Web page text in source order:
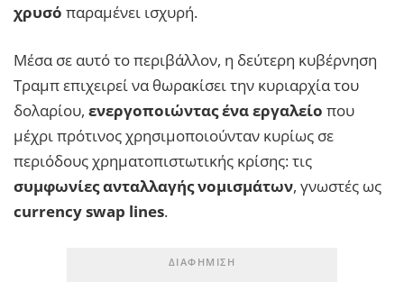
χρυσό παραμένει ισχυρή.
Μέσα σε αυτό το περιβάλλον, η δεύτερη κυβέρνηση
Τραμπ επιχειρεί να θωρακίσει την κυριαρχία του
δολαρίου, ενεργοποιώντας ένα εργαλείο που
μέχρι πρότινος χρησιμοποιούνταν κυρίως σε
περιόδους χρηματοπιστωτικής κρίσης: τις
συμφωνίες ανταλλαγής νομισμάτων, γνωστές ως
currency swap lines.